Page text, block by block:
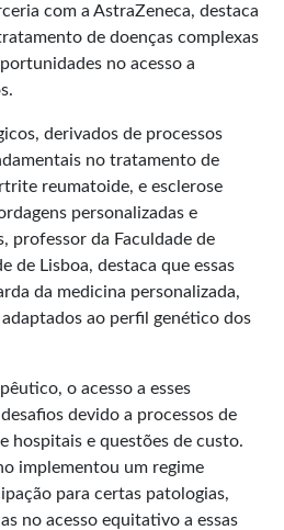
com a AstraZeneca, destaca
de doenças complexas
no acesso a
derivados de processos
no tratamento de
reumatoide, e esclerose
personalizadas e
professor da Faculdade de
de Lisboa, destaca que essas
da medicina personalizada,
ao perfil genético dos
o acesso a esses
devido a processos de
hospitais e questões de custo.
implementou um regime
para certas patologias,
no acesso equitativo a essas